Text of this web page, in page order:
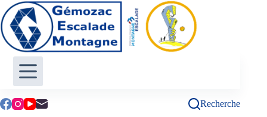
Passer
au
contenu
Recherche